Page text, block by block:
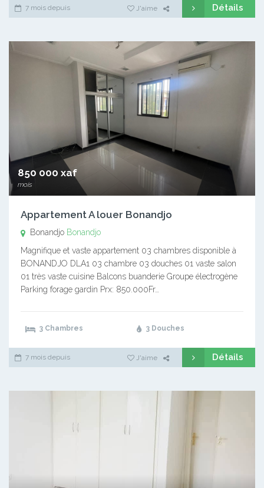
7 mois depuis J'aime Détails
850 000 xaf
mois
Appartement A louer Bonandjo
Bonandjo Bonandjo
Magnifique et vaste appartement 03 chambres disponible à
BONANDJO DLA1 03 chambre 03 douches 01 vaste salon
01 très vaste cuisine Balcons buanderie Groupe électrogène
Parking forage gardin Prx: 850.000Fr…
3 Chambres 3 Douches
7 mois depuis J'aime Détails